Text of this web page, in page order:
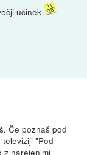
učinek
Če poznaš pod
"Pod
z narejenimi